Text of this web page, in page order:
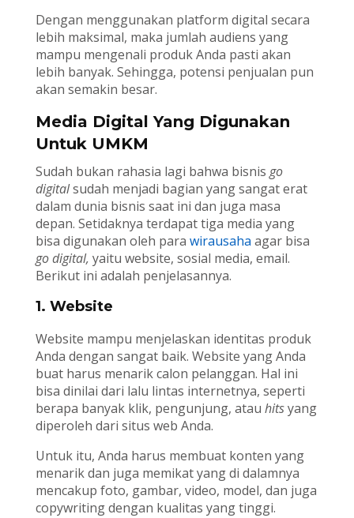
Dengan menggunakan platform digital secara
lebih maksimal, maka jumlah audiens yang
mampu mengenali produk Anda pasti akan
lebih banyak. Sehingga, potensi penjualan pun
akan semakin besar.
Media Digital Yang Digunakan
Untuk UMKM
Sudah bukan rahasia lagi bahwa bisnisgo
digitalsudah menjadi bagian yang sangat erat
dalam dunia bisnis saat ini dan juga masa
depan. Setidaknya terdapat tiga media yang
bisa digunakan oleh para wirausaha agar bisa
go digital, yaitu website, sosial media, email.
Berikut ini adalah penjelasannya.
1. Website
Website mampu menjelaskan identitas produk
Anda dengan sangat baik. Website yang Anda
buat harus menarik calon pelanggan. Hal ini
bisa dinilai dari lalu lintas internetnya, seperti
berapa banyak klik, pengunjung, atau hitsyang
diperoleh dari situs web Anda.
Untuk itu, Anda harus membuat konten yang
menarik dan juga memikat yang di dalamnya
mencakup foto, gambar, video, model, dan juga
copywriting dengan kualitas yang tinggi.